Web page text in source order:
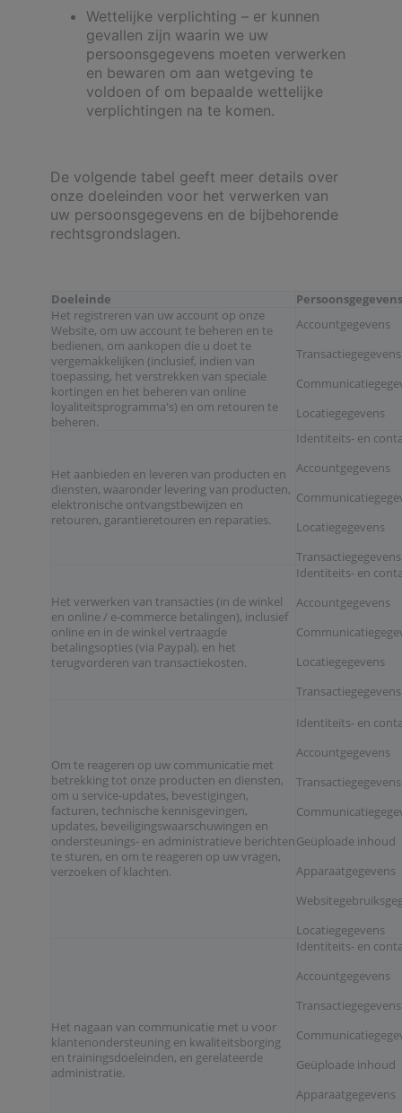
Wettelijke verplichting – er kunnen
gevallen zijn waarin we uw
persoonsgegevens moeten verwerken
en bewaren om aan wetgeving te
voldoen of om bepaalde wettelijke
verplichtingen na te komen.
De volgende tabel geeft meer details over
onze doeleinden voor het verwerken van
uw persoonsgegevens en de bijbehorende
rechtsgrondslagen.
Doeleinde
Persoonsgegevens
Het registreren van uw account op onze
Website, om uw account te beheren en te
bedienen, om aankopen die u doet te
vergemakkelijken (inclusief, indien van
toepassing, het verstrekken van speciale
kortingen en het beheren van online
loyaliteitsprogramma's) en om retouren te
beheren.
Accountgegevens
Transactiegegevens
Locatiegegevens
Het aanbieden en leveren van producten en
diensten, waaronder levering van producten,
elektronische ontvangstbewijzen en
retouren, garantieretouren en reparaties.
Identiteits- en
Accountgegevens
Locatiegegevens
Transactiegegevens
Het verwerken van transacties (in de winkel
en online / e-commerce betalingen), inclusief
online en in de winkel vertraagde
betalingsopties (via Paypal), en het
terugvorderen van transactiekosten.
Identiteits- en
Accountgegevens
Locatiegegevens
Transactiegegevens
Om te reageren op uw communicatie met
betrekking tot onze producten en diensten,
om u service-updates, bevestigingen,
facturen, technische kennisgevingen,
updates, beveiligingswaarschuwingen en
ondersteunings- en administratieve berichten
te sturen, en om te reageren op uw vragen,
verzoeken of klachten.
Identiteits- en
Accountgegevens
Transactiegegevens
Geüploade inhoud
Apparaatgegevens
Locatiegegevens
Het nagaan van communicatie met u voor
klantenondersteuning en kwaliteitsborging
en trainingsdoeleinden, en gerelateerde
administratie.
Identiteits- en
Accountgegevens
Transactiegegevens
Geüploade inhoud
Apparaatgegevens